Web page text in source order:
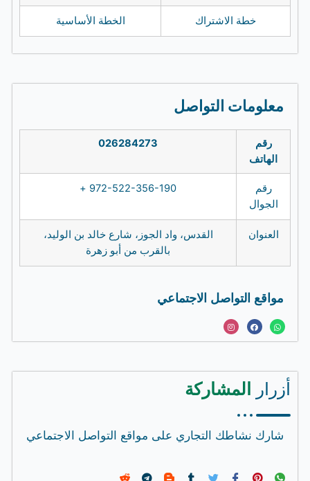
خطة الاشتراك الخطة الأساسية
معلومات التواصل
رقم
الهاتف
026284273
رقم
الجوال
972-522-356-190 +
العنوان
القدس، واد الجوز، شارع خالد بن الوليد،
بالقرب من أبو زهرة
مواقع التواصل الاجتماعي
W
h
a
t
F
a
c
e
I
n
s
t
أزرار المشاركة
شارك نشاطك التجاري على مواقع التواصل الاجتماعي